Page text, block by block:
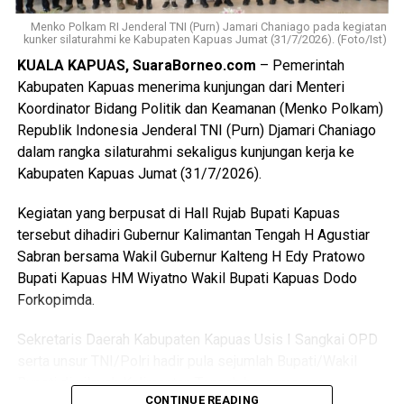
menggedor hingga mendobrak pintu kemudian masuk
sambil merusak sejumlah barang dan melanjutkan
pertengkaran.
Tak lama kemudian tersangka diduga menyiramkan sekitar
satu liter BBM jenis pertalite ke lantai kamar dan barang-
barang milik korban sebelum menyalakan korek api yang
memicu kobaran api.
Akibat kebakaran tersebut empat orang mengalami luka
bakar, yakni Rah (26) Muh(5) Len (26) dan Am(25). Selain
korban luka sejumlah barang berharga ikut hangus terbakar
di antaranya pakaian tas dan satu unit iPhone 12 Pro Max.
dituduh berselingkuh dan hubungan asmaranya dengan
Kapolres melanjutkan tersangka kini telah ditahan di Rutan
Menko Polkam RI Jenderal TNI (Purn) Jamari Chaniago pada kegiatan
kunker silaturahmi ke Kabupaten Kapuas Jumat (31/7/2026). (Foto/Ist)
KUALA KAPUAS, SuaraBorneo.com – Pemerintah
Kabupaten Kapuas menerima kunjungan dari Menteri
Koordinator Bidang Politik dan Keamanan (Menko Polkam)
Republik Indonesia Jenderal TNI (Purn) Djamari Chaniago
dalam rangka silaturahmi sekaligus kunjungan kerja ke
Kabupaten Kapuas Jumat (31/7/2026).
Kegiatan yang berpusat di Hall Rujab Bupati Kapuas
tersebut dihadiri Gubernur Kalimantan Tengah H Agustiar
Sabran bersama Wakil Gubernur Kalteng H Edy Pratowo
Bupati Kapuas HM Wiyatno Wakil Bupati Kapuas Dodo
Forkopimda.
Sekretaris Daerah Kabupaten Kapuas Usis I Sangkai OPD
Bupati diwilayah Kalimantan Tengah bersama unsur
CONTINUE READING